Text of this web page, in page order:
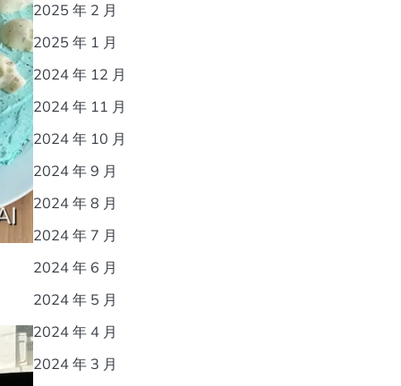
2025 年 2 月
2025 年 1 月
2024 年 12 月
2024 年 11 月
2024 年 10 月
2024 年 9 月
2024 年 8 月
2024 年 7 月
2024 年 6 月
2024 年 5 月
2024 年 4 月
2024 年 3 月